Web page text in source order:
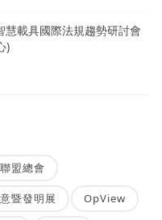
慧載具國際法規趨勢研討會
)
盟總會
暨發明展 OpView